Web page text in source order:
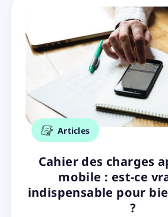
Articles
Cahier des charges
mobile : est-ce
indispensable pour
?